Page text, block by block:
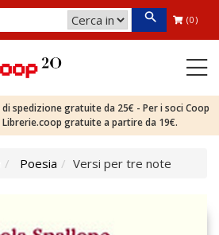
(0)
spedizione gratuite da 25€ - Per i soci Coop
gratuite a partire da 19€.
Poesia Versi per tre note